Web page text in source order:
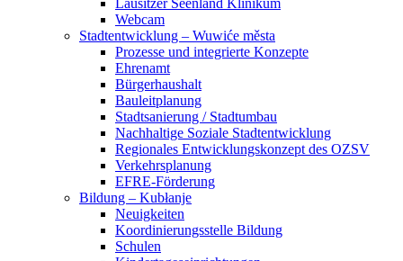
Lausitzer Seenland Klinikum
Webcam
Stadtentwicklung – Wuwiće města
Prozesse und integrierte Konzepte
Ehrenamt
Bürgerhaushalt
Bauleitplanung
Stadtsanierung / Stadtumbau
Nachhaltige Soziale Stadtentwicklung
Regionales Entwicklungskonzept des OZSV
Verkehrsplanung
EFRE-Förderung
Bildung – Kubłanje
Neuigkeiten
Koordinierungsstelle Bildung
Schulen